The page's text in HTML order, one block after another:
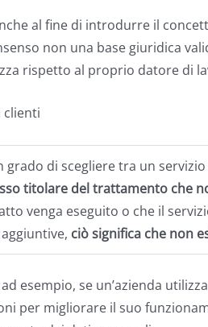
al fine di introdurre il
non una base giuridica
rispetto al proprio datore di
clienti
grado di scegliere tra un
titolare del trattamento che
venga eseguito o che il
ciò significa che non
esempio, se un’azienda
per migliorare il suo